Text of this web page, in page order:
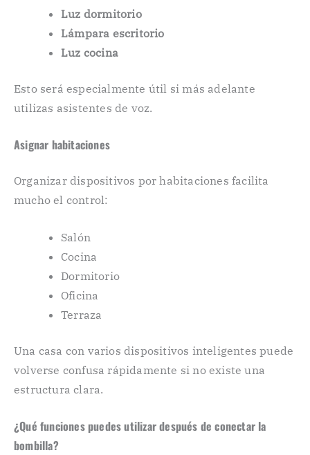
Luz dormitorio
Lámpara escritorio
Luz cocina
Esto será especialmente útil si más adelante
utilizas asistentes de voz.
Asignar habitaciones
Organizar dispositivos por habitaciones facilita
mucho el control:
Salón
Cocina
Dormitorio
Oficina
Terraza
Una casa con varios dispositivos inteligentes puede
volverse confusa rápidamente si no existe una
estructura clara.
¿Qué funciones puedes utilizar después de conectar la
bombilla?